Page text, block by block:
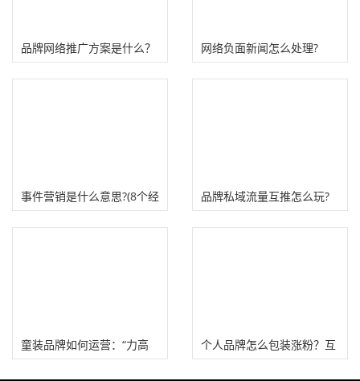
品牌网络推广方案是什么？
（品牌推广已成企业营销首
网络负面新闻怎么处理?
事件营销是什么意思?(8个经
典品牌事件营销案例）
品牌私域流量互推怎么玩?
童装品牌如何运营：“力高
个人品牌怎么包装涨粉？互